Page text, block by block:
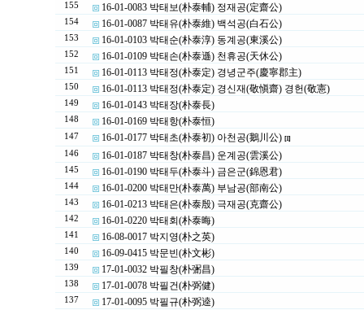
155 16-01-0083 박태보(朴泰輔) 정재공(定齋公)
154 16-01-0087 박태유(朴泰維) 백석공(白石公)
153 16-01-0103 박태순(朴泰淳) 동계공(東溪公)
152 16-01-0109 박태손(朴泰遜) 천휴공(天休公)
151 16-01-0113 박태정(朴泰定) 경녕군주(慶寧郡主)
150 16-01-0113 박태정(朴泰定) 경신재(敬愼齋) 경헌(敬憲)
149 16-01-0143 박태장(朴泰長)
148 16-01-0169 박태항(朴泰恒)
147 16-01-0177 박태초(朴泰初) 아천공(鵝川公) [1]
146 16-01-0187 박태창(朴泰昌) 운계공(雲溪公)
145 16-01-0190 박태두(朴泰斗) 금은군(錦恩君)
144 16-01-0200 박태만(朴泰萬) 부남공(部南公)
143 16-01-0213 박태은(朴泰殷) 극재공(克齋公)
142 16-01-0220 박태회(朴泰晦)
141 16-08-0017 박지영(朴之英)
140 16-09-0415 박문빈(朴文彬)
139 17-01-0032 박필창(朴弻昌)
138 17-01-0078 박필건(朴弼健)
137 17-01-0095 박필규(朴弼逵)